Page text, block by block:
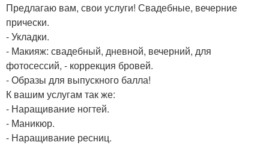
Предлагаю вам, свои услуги! Свадебные, вечерние
прически.
- Укладки.
- Макияж: свадебный, дневной, вечерний, для
фотосессий, - коррекция бровей.
- Образы для выпускного балла!
К вашим услугам так же:
- Наращивание ногтей.
- Маникюр.
- Наращивание ресниц.